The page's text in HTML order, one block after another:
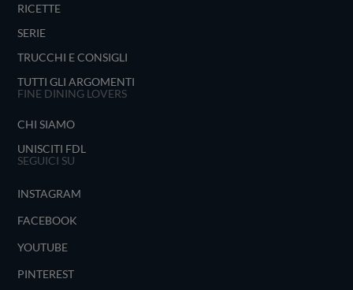
RICETTE
SERIE
TRUCCHI E CONSIGLI
TUTTI GLI ARGOMENTI
FINE DINING LOVERS
CHI SIAMO
UNISCITI FDL
SEGUICI SU
INSTAGRAM
FACEBOOK
YOUTUBE
PINTEREST